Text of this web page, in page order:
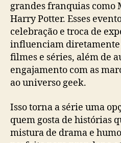
grandes franquias como
Harry Potter. Esses
celebração e troca de
influenciam diretamente
filmes e séries, além de
engajamento com as
ao universo geek.
Isso torna a série uma
quem gosta de histórias
mistura de drama e